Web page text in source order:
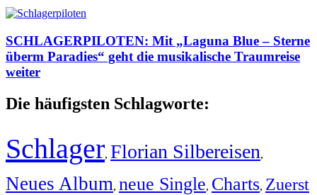
SCHLAGERPILOTEN: Mit „Laguna Blue – Sterne
überm Paradies“ geht die musikalische Traumreise
weiter
Die häufigsten Schlagworte:
Schlager, Florian Silbereisen,
Neues Album, neue Single, Charts, Zuerst